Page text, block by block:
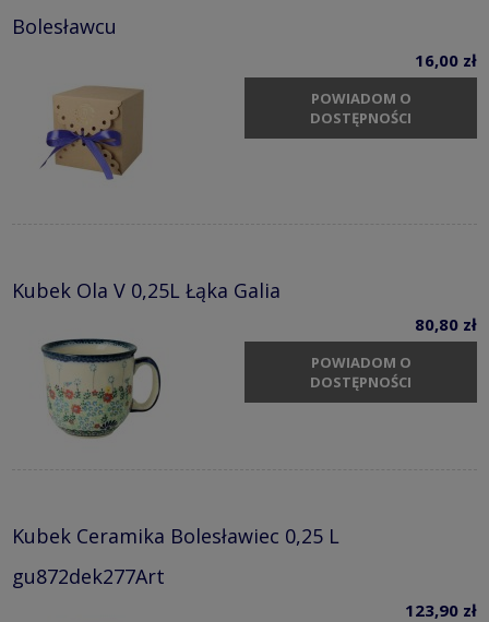
Bolesławcu
16,00 zł
POWIADOM O
DOSTĘPNOŚCI
Kubek Ola V 0,25L Łąka Galia
80,80 zł
POWIADOM O
DOSTĘPNOŚCI
Kubek Ceramika Bolesławiec 0,25 L
gu872dek277Art
123,90 zł